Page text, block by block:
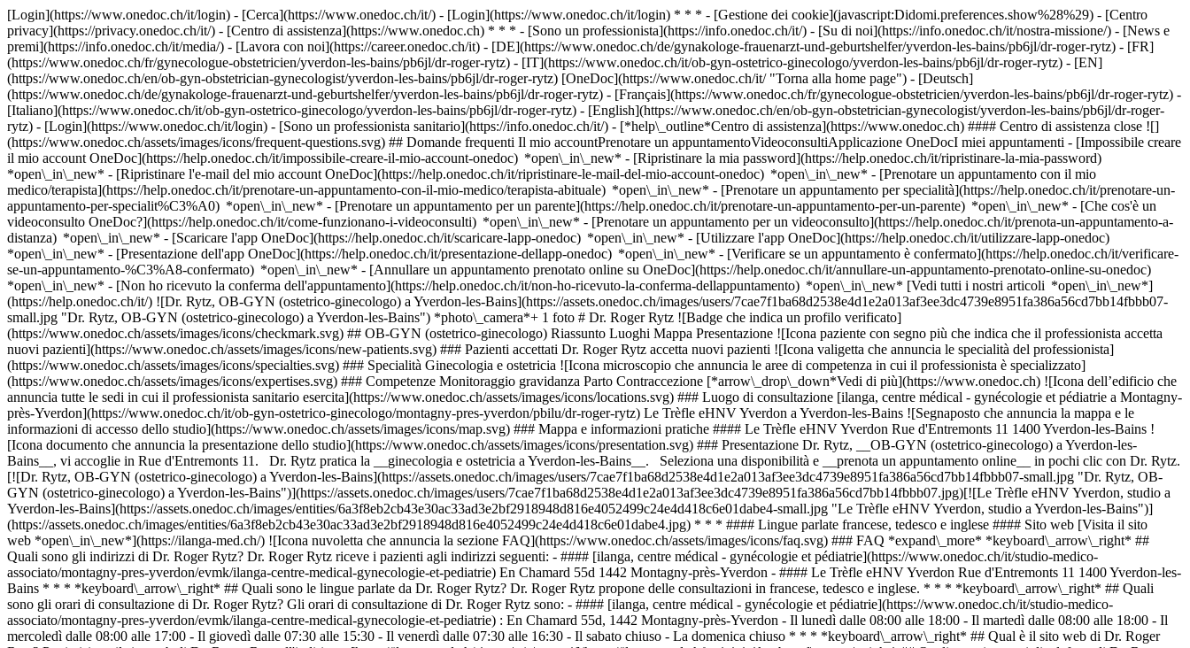
[Login](https://www.onedoc.ch/it/login) - [Cerca](https://www.onedoc.ch/it/) - [Login](https://www.onedoc.ch/it/login) * * * - [Gestione dei cookie](javascript:Didomi.preferences.show%28%29) - [Centro
privacy](https://privacy.onedoc.ch/it/) - [Centro di assistenza](https://www.onedoc.ch) * * * - [Sono un professionista](https://info.onedoc.ch/it/) - [Su di noi](https://info.onedoc.ch/it/nostra-missione/) - [News e
premi](https://info.onedoc.ch/it/media/) - [Lavora con noi](https://career.onedoc.ch/it) - [DE](https://www.onedoc.ch/de/gynakologe-frauenarzt-und-geburtshelfer/yverdon-les-bains/pb6jl/dr-roger-rytz) - [FR]
(https://www.onedoc.ch/fr/gynecologue-obstetricien/yverdon-les-bains/pb6jl/dr-roger-rytz) - [IT](https://www.onedoc.ch/it/ob-gyn-ostetrico-ginecologo/yverdon-les-bains/pb6jl/dr-roger-rytz) - [EN]
(https://www.onedoc.ch/en/ob-gyn-obstetrician-gynecologist/yverdon-les-bains/pb6jl/dr-roger-rytz) [OneDoc](https://www.onedoc.ch/it/ "Torna alla home page") - [Deutsch]
(https://www.onedoc.ch/de/gynakologe-frauenarzt-und-geburtshelfer/yverdon-les-bains/pb6jl/dr-roger-rytz) - [Français](https://www.onedoc.ch/fr/gynecologue-obstetricien/yverdon-les-bains/pb6jl/dr-roger-rytz) -
[Italiano](https://www.onedoc.ch/it/ob-gyn-ostetrico-ginecologo/yverdon-les-bains/pb6jl/dr-roger-rytz) - [English](https://www.onedoc.ch/en/ob-gyn-obstetrician-gynecologist/yverdon-les-bains/pb6jl/dr-roger-
rytz) - [Login](https://www.onedoc.ch/it/login) - [Sono un professionista sanitario](https://info.onedoc.ch/it/) - [*help\_outline*Centro di assistenza](https://www.onedoc.ch) #### Centro di assistenza close ![]
(https://www.onedoc.ch/assets/images/icons/frequent-questions.svg) ## Domande frequenti Il mio accountPrenotare un appuntamentoVideoconsultiApplicazione OneDocI miei appuntamenti - [Impossibile creare
il mio account OneDoc](https://help.onedoc.ch/it/impossibile-creare-il-mio-account-onedoc) *open\_in\_new* - [Ripristinare la mia password](https://help.onedoc.ch/it/ripristinare-la-mia-password)
*open\_in\_new* - [Ripristinare l'e-mail del mio account OneDoc](https://help.onedoc.ch/it/ripristinare-le-mail-del-mio-account-onedoc) *open\_in\_new* - [Prenotare un appuntamento con il mio
medico/terapista](https://help.onedoc.ch/it/prenotare-un-appuntamento-con-il-mio-medico/terapista-abituale) *open\_in\_new* - [Prenotare un appuntamento per specialità](https://help.onedoc.ch/it/prenotare-un-
appuntamento-per-specialit%C3%A0) *open\_in\_new* - [Prenotare un appuntamento per un parente](https://help.onedoc.ch/it/prenotare-un-appuntamento-per-un-parente) *open\_in\_new* - [Che cos'è un
videoconsulto OneDoc?](https://help.onedoc.ch/it/come-funzionano-i-videoconsulti) *open\_in\_new* - [Prenotare un appuntamento per un videoconsulto](https://help.onedoc.ch/it/prenota-un-appuntamento-a-
distanza) *open\_in\_new* - [Scaricare l'app OneDoc](https://help.onedoc.ch/it/scaricare-lapp-onedoc) *open\_in\_new* - [Utilizzare l'app OneDoc](https://help.onedoc.ch/it/utilizzare-lapp-onedoc)
*open\_in\_new* - [Presentazione dell'app OneDoc](https://help.onedoc.ch/it/presentazione-dellapp-onedoc) *open\_in\_new* - [Verificare se un appuntamento è confermato](https://help.onedoc.ch/it/verificare-
se-un-appuntamento-%C3%A8-confermato) *open\_in\_new* - [Annullare un appuntamento prenotato online su OneDoc](https://help.onedoc.ch/it/annullare-un-appuntamento-prenotato-online-su-onedoc)
*open\_in\_new* - [Non ho ricevuto la conferma dell'appuntamento](https://help.onedoc.ch/it/non-ho-ricevuto-la-conferma-dellappuntamento) *open\_in\_new* [Vedi tutti i nostri articoli *open\_in\_new*]
(https://help.onedoc.ch/it/) ![Dr. Rytz, OB-GYN (ostetrico-ginecologo) a Yverdon-les-Bains](https://assets.onedoc.ch/images/users/7cae7f1ba68d2538e4d1e2a013af3ee3dc4739e8951fa386a56cd7bb14fbbb07-
small.jpg "Dr. Rytz, OB-GYN (ostetrico-ginecologo) a Yverdon-les-Bains") *photo\_camera*+ 1 foto # Dr. Roger Rytz ![Badge che indica un profilo verificato]
(https://www.onedoc.ch/assets/images/icons/checkmark.svg) ## OB-GYN (ostetrico-ginecologo) Riassunto Luoghi Mappa Presentazione ![Icona paziente con segno più che indica che il professionista accetta
nuovi pazienti](https://www.onedoc.ch/assets/images/icons/new-patients.svg) ### Pazienti accettati Dr. Roger Rytz accetta nuovi pazienti ![Icona valigetta che annuncia le specialità del professionista]
(https://www.onedoc.ch/assets/images/icons/specialties.svg) ### Specialità Ginecologia e ostetricia ![Icona microscopio che annuncia le aree di competenza in cui il professionista è specializzato]
(https://www.onedoc.ch/assets/images/icons/expertises.svg) ### Competenze Monitoraggio gravidanza Parto Contraccezione [*arrow\_drop\_down*Vedi di più](https://www.onedoc.ch) ![Icona dell’edificio che
annuncia tutte le sedi in cui il professionista sanitario esercita](https://www.onedoc.ch/assets/images/icons/locations.svg) ### Luogo di consultazione [ilanga, centre médical - gynécologie et pédiatrie a Montagny-
près-Yverdon](https://www.onedoc.ch/it/ob-gyn-ostetrico-ginecologo/montagny-pres-yverdon/pbilu/dr-roger-rytz) Le Trèfle eHNV Yverdon a Yverdon-les-Bains ![Segnaposto che annuncia la mappa e le
informazioni di accesso dello studio](https://www.onedoc.ch/assets/images/icons/map.svg) ### Mappa e informazioni pratiche #### Le Trèfle eHNV Yverdon Rue d'Entremonts 11 1400 Yverdon-les-Bains !
[Icona documento che annuncia la presentazione dello studio](https://www.onedoc.ch/assets/images/icons/presentation.svg) ### Presentazione Dr. Rytz, __OB-GYN (ostetrico-ginecologo) a Yverdon-les-
Bains__, vi accoglie in Rue d'Entremonts 11. Dr. Rytz pratica la __ginecologia e ostetricia a Yverdon-les-Bains__. Seleziona una disponibilità e __prenota un appuntamento online__ in pochi clic con Dr. Rytz.
[![Dr. Rytz, OB-GYN (ostetrico-ginecologo) a Yverdon-les-Bains](https://assets.onedoc.ch/images/users/7cae7f1ba68d2538e4d1e2a013af3ee3dc4739e8951fa386a56cd7bb14fbbb07-small.jpg "Dr. Rytz, OB-
GYN (ostetrico-ginecologo) a Yverdon-les-Bains")](https://assets.onedoc.ch/images/users/7cae7f1ba68d2538e4d1e2a013af3ee3dc4739e8951fa386a56cd7bb14fbbb07.jpg)[![Le Trèfle eHNV Yverdon, studio a
Yverdon-les-Bains](https://assets.onedoc.ch/images/entities/6a3f8eb2cb43e30ac33ad3e2bf2918948d816e4052499c24e4d418c6e01dabe4-small.jpg "Le Trèfle eHNV Yverdon, studio a Yverdon-les-Bains")]
(https://assets.onedoc.ch/images/entities/6a3f8eb2cb43e30ac33ad3e2bf2918948d816e4052499c24e4d418c6e01dabe4.jpg) * * * #### Lingue parlate francese, tedesco e inglese #### Sito web [Visita il sito
web *open\_in\_new*](https://ilanga-med.ch/) ![Icona nuvoletta che annuncia la sezione FAQ](https://www.onedoc.ch/assets/images/icons/faq.svg) ### FAQ *expand\_more* *keyboard\_arrow\_right* ##
Quali sono gli indirizzi di Dr. Roger Rytz? Dr. Roger Rytz riceve i pazienti agli indirizzi seguenti: - #### [ilanga, centre médical - gynécologie et pédiatrie](https://www.onedoc.ch/it/studio-medico-
associato/montagny-pres-yverdon/evmk/ilanga-centre-medical-gynecologie-et-pediatrie) En Chamard 55d 1442 Montagny-près-Yverdon - #### Le Trèfle eHNV Yverdon Rue d'Entremonts 11 1400 Yverdon-les-
Bains * * * *keyboard\_arrow\_right* ## Quali sono le lingue parlate da Dr. Roger Rytz? Dr. Roger Rytz propone delle consultazioni in francese, tedesco e inglese. * * * *keyboard\_arrow\_right* ## Quali
sono gli orari di consultazione di Dr. Roger Rytz? Gli orari di consultazione di Dr. Roger Rytz sono: - #### [ilanga, centre médical - gynécologie et pédiatrie](https://www.onedoc.ch/it/studio-medico-
associato/montagny-pres-yverdon/evmk/ilanga-centre-medical-gynecologie-et-pediatrie) : En Chamard 55d, 1442 Montagny-près-Yverdon - Il lunedì dalle 08:00 alle 18:00 - Il martedì dalle 08:00 alle 18:00 - Il
mercoledì dalle 08:00 alle 17:00 - Il giovedì dalle 07:30 alle 15:30 - Il venerdì dalle 07:30 alle 16:30 - Il sabato chiuso - La domenica chiuso * * * *keyboard\_arrow\_right* ## Qual è il sito web di Dr. Roger